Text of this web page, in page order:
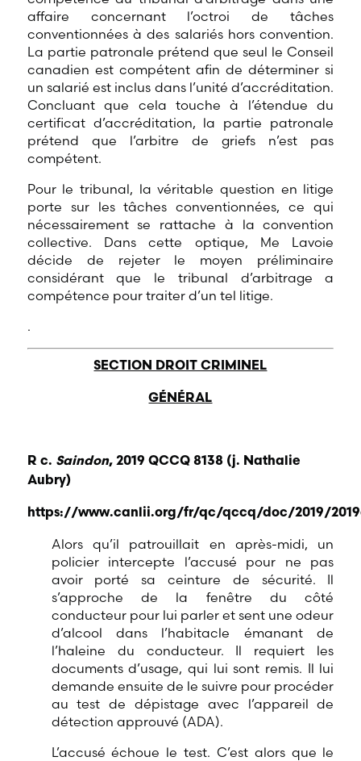
affaire concernant l’octroi de tâches
conventionnées à des salariés hors convention.
La partie patronale prétend que seul le Conseil
canadien est compétent afin de déterminer si
un salarié est inclus dans l’unité d’accréditation.
Concluant que cela touche à l’étendue du
certificat d’accréditation, la partie patronale
prétend que l’arbitre de griefs n’est pas
compétent.
Pour le tribunal, la véritable question en litige
porte sur les tâches conventionnées, ce qui
nécessairement se rattache à la convention
collective. Dans cette optique, Me Lavoie
décide de rejeter le moyen préliminaire
considérant que le tribunal d’arbitrage a
compétence pour traiter d’un tel litige.
.
SECTION DROIT CRIMINEL
GÉNÉRAL
R c. Saindon, 2019 QCCQ 8138 (j. Nathalie
Aubry)
https://www.canlii.org/fr/qc/qccq/doc/2019/
Alors qu’il patrouillait en après-midi, un
policier intercepte l’accusé pour ne pas
avoir porté sa ceinture de sécurité. Il
s’approche de la fenêtre du côté
conducteur pour lui parler et sent une odeur
d’alcool dans l’habitacle émanant de
l’haleine du conducteur. Il requiert les
documents d’usage, qui lui sont remis. Il lui
demande ensuite de le suivre pour procéder
au test de dépistage avec l’appareil de
détection approuvé (ADA).
L’accusé échoue le test. C’est alors que le